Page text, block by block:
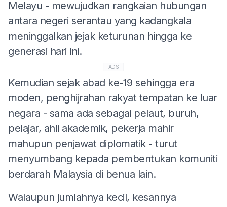
Melayu - mewujudkan rangkaian hubungan
antara negeri serantau yang kadangkala
meninggalkan jejak keturunan hingga ke
generasi hari ini.
ADS
Kemudian sejak abad ke-19 sehingga era
moden, penghijrahan rakyat tempatan ke luar
negara - sama ada sebagai pelaut, buruh,
pelajar, ahli akademik, pekerja mahir
mahupun penjawat diplomatik - turut
menyumbang kepada pembentukan komuniti
berdarah Malaysia di benua lain.
Walaupun jumlahnya kecil, kesannya